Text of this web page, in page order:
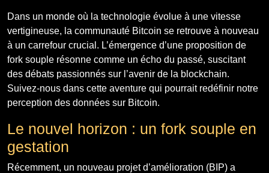
Dans un monde où la technologie évolue à une vitesse
vertigineuse, la communauté Bitcoin se retrouve à nouveau
à un carrefour crucial. L’émergence d’une proposition de
fork souple résonne comme un écho du passé, suscitant
des débats passionnés sur l’avenir de la blockchain.
Suivez-nous dans cette aventure qui pourrait redéfinir notre
perception des données sur Bitcoin.
Le nouvel horizon : un fork souple en
gestation
Récemment, un nouveau projet d’amélioration (BIP) a